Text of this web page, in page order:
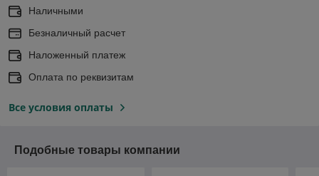
Наличными
Безналичный расчет
Наложенный платеж
Оплата по реквизитам
Все условия оплаты
Подобные товары компании